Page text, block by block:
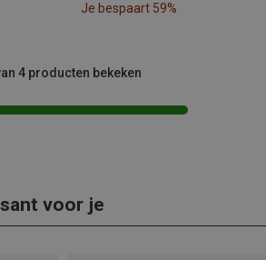
Je bespaart 59%
4 producten bekeken
voor je